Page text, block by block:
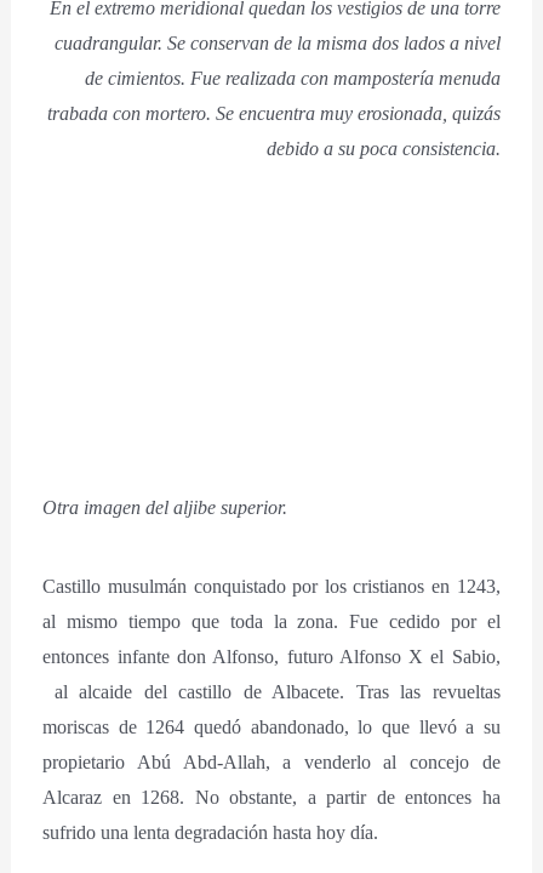
En el extremo meridional quedan los vestigios de una torre
cuadrangular. Se conservan de la misma dos lados a nivel
de cimientos. Fue realizada con mampostería menuda
trabada con mortero. Se encuentra muy erosionada, quizás
debido a su poca consistencia.
Otra imagen del aljibe superior.
Castillo musulmán conquistado por los cristianos en 1243,
al mismo tiempo que toda la zona. Fue cedido por el
entonces infante don Alfonso, futuro Alfonso X el Sabio,
al alcaide del castillo de Albacete. Tras las revueltas
moriscas de 1264 quedó abandonado, lo que llevó a su
propietario Abú Abd-Allah, a venderlo al concejo de
Alcaraz en 1268. No obstante, a partir de entonces ha
sufrido una lenta degradación hasta hoy día.